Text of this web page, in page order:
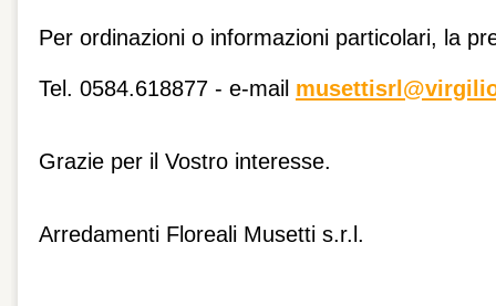
Per ordinazioni o informazioni particolari, la
Tel. 0584.618877 - e-mail
Grazie per il Vostro interesse.
Arredamenti Floreali Musetti s.r.l.